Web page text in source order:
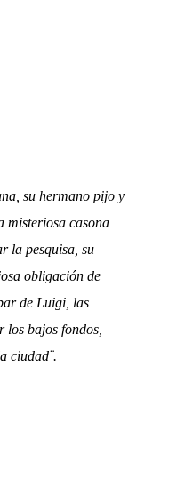
su hermano pijo y
misteriosa casona
la pesquisa, su
obligación de
de Luigi, las
bajos fondos,
ciudad¨.